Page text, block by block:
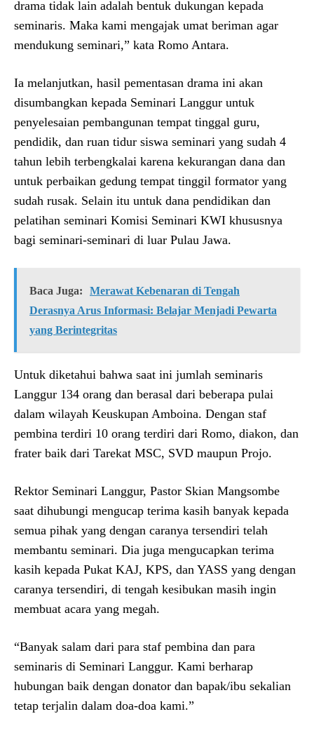
drama tidak lain adalah bentuk dukungan kepada
seminaris. Maka kami mengajak umat beriman agar
mendukung seminari,” kata Romo Antara.
Ia melanjutkan, hasil pementasan drama ini akan
disumbangkan kepada Seminari Langgur untuk
penyelesaian pembangunan tempat tinggal guru,
pendidik, dan ruan tidur siswa seminari yang sudah 4
tahun lebih terbengkalai karena kekurangan dana dan
untuk perbaikan gedung tempat tinggil formator yang
sudah rusak. Selain itu untuk dana pendidikan dan
pelatihan seminari Komisi Seminari KWI khususnya
bagi seminari-seminari di luar Pulau Jawa.
Baca Juga:
Merawat Kebenaran di Tengah
Derasnya Arus Informasi: Belajar Menjadi Pewarta
yang Berintegritas
Untuk diketahui bahwa saat ini jumlah seminaris
Langgur 134 orang dan berasal dari beberapa pulai
dalam wilayah Keuskupan Amboina. Dengan staf
pembina terdiri 10 orang terdiri dari Romo, diakon, dan
frater baik dari Tarekat MSC, SVD maupun Projo.
Rektor Seminari Langgur, Pastor Skian Mangsombe
saat dihubungi mengucap terima kasih banyak kepada
semua pihak yang dengan caranya tersendiri telah
membantu seminari. Dia juga mengucapkan terima
kasih kepada Pukat KAJ, KPS, dan YASS yang dengan
caranya tersendiri, di tengah kesibukan masih ingin
membuat acara yang megah.
“Banyak salam dari para staf pembina dan para
seminaris di Seminari Langgur. Kami berharap
hubungan baik dengan donator dan bapak/ibu sekalian
tetap terjalin dalam doa-doa kami.”